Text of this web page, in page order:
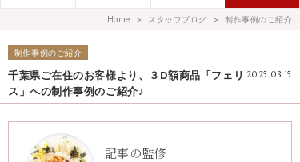
Home ＞ スタッフブログ ＞ 制作事例のご紹介
制作事例のご紹介
2025.03.15
千葉県ご在住のお客様より、３D額商品「フェリ
ス」への制作事例のご紹介♪
記事の監修